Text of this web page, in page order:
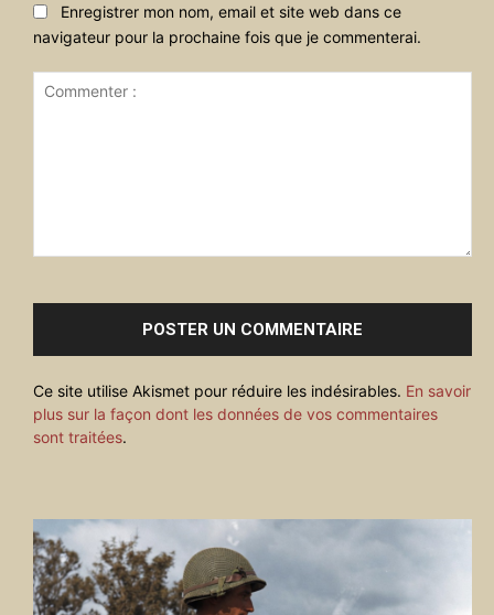
Enregistrer mon nom, email et site web dans ce
navigateur pour la prochaine fois que je commenterai.
Ce site utilise Akismet pour réduire les indésirables. En savoir
plus sur la façon dont les données de vos commentaires
sont traitées.